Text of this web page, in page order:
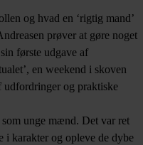
og hvad en ‘rigtig mand’
prøver at gøre noget
første udgave af
en weekend i skoven
udfordringer og praktiske
unge mænd. Det var ret
i karakter og opleve de dybe